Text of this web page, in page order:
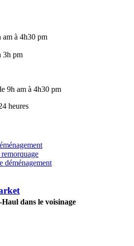
à 4h30 pm
3h pm
9h am à 4h30 pm
heures
déménagement
dans le voisinage